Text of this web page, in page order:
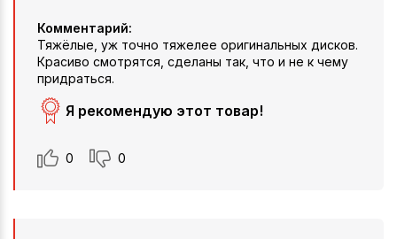
Комментарий:
Тяжёлые, уж точно тяжелее оригинальных дисков.
Красиво смотрятся, сделаны так, что и не к чему
придраться.
Я рекомендую этот товар!
0 0